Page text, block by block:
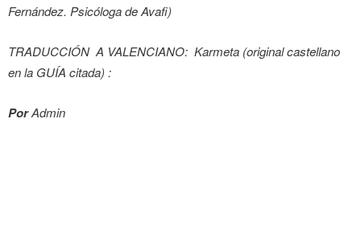
Fernández. Psicóloga de Avafi)
TRADUCCIÓN A VALENCIANO: Karmeta (original castellano
en la GUÍA citada) :
PorAdmin